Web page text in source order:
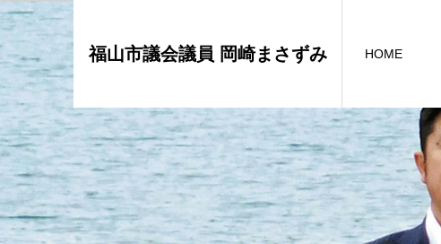
福山市議会議員 岡崎まさずみ HOME